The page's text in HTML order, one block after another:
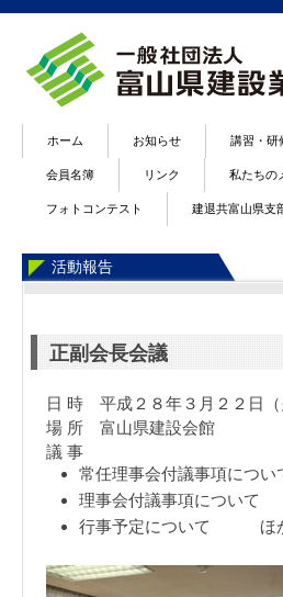
ホーム お知らせ 講習・研
会員名簿 リンク 私たちの
フォトコンテスト 建退共富山県支
活動報告
正副会長会議
日 時 平成２８年３月２２日（
場 所 富山県建設会館
議 事
常任理事会付議事項につい
理事会付議事項について
行事予定について ほ